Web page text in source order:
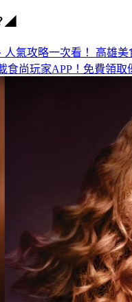
◢
氣攻略一次看！ 高雄美
食尚玩家APP！免費領取